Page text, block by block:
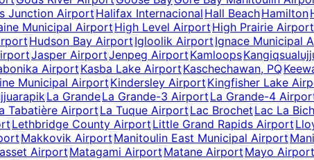
Junction AirportHalifax InternacionalHall BeachHamilton
Municipal AirportHigh Level AirportHigh Prairie Airport
Hudson Bay AirportIgloolik AirportIgnace Municipal
Jasper AirportJenpeg AirportKamloops
AirportKasba Lake AirportKaschechawan, PQ
Municipal AirportKindersley AirportKingfisher Lake
La GrandeLa Grande-3 AirportLa Grande-4
Tabatière AirportLa Tuque AirportLac BrochetLac La
Lethbridge County AirportLittle Grand Rapids Airport
Makkovik AirportManitoulin East Municipal Airport
AirportMatagami AirportMatane AirportMayo Airport